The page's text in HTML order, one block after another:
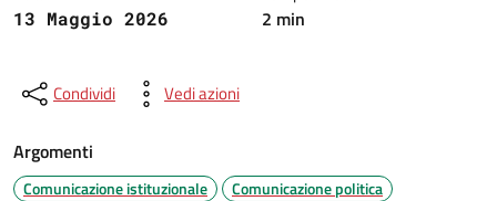
13 Maggio 2026 2 min
Condividi Vedi azioni
Argomenti
Comunicazione istituzionale Comunicazione politica